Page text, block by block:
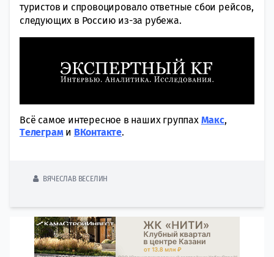
туристов и спровоцировало ответные сбои рейсов,
следующих в Россию из-за рубежа.
Всё самое интересное в наших группах Макс,
Tелеграми ВКонтакте.
ВЯЧЕСЛАВ ВЕСЕЛИН